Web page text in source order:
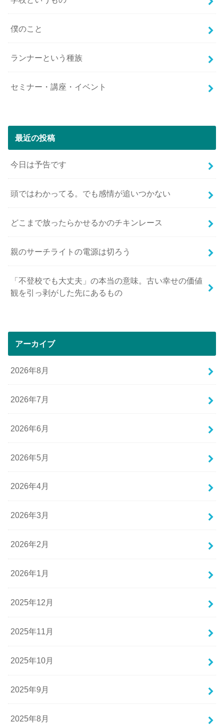
僕のこと
ランナーという種族
セミナー・講座・イベント
最近の投稿
今日は予告です
頭ではわかってる。でも感情が追いつかない
どこまで放ったらかせるかのチキンレース
親のサーチライトの電源は切ろう
「不登校でも大丈夫」の本当の意味。古い幸せの価値
観を引っ剥がした先にあるもの
アーカイブ
2026年8月
2026年7月
2026年6月
2026年5月
2026年4月
2026年3月
2026年2月
2026年1月
2025年12月
2025年11月
2025年10月
2025年9月
2025年8月